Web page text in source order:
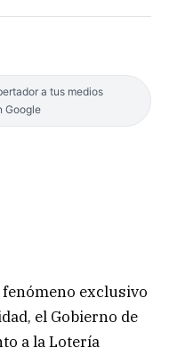
a tus medios
Google
exclusivo
el Gobierno de
a la Lotería